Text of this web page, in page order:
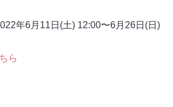
年6月11日(土) 12:00〜6月26日(日)
ら